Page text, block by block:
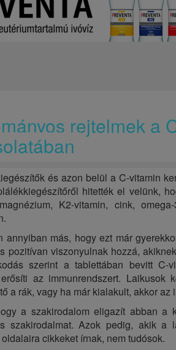
rejtelmek a
és azon belül a C-vitamin
hitették el velünk,
K2-vitamin, cink,
annyiban más, hogy ezt már
pozitívan viszonyulnak hozzá,
szerint a tablettában bevitt
az immunrendszert.
a rák, vagy ha már kialakult, akkor
a szakirodalom eligazít abban a
szakirodalmat. Azok pedig, akik a
cikkeket írnak, nem tudósok.